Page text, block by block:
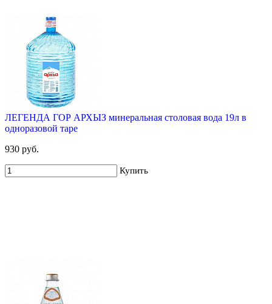
ЛЕГЕНДА ГОР АРХЫЗ минеральная столовая вода 19л в
одноразовой таре
930 руб.
Купить